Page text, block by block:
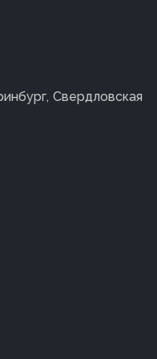
Свердловская